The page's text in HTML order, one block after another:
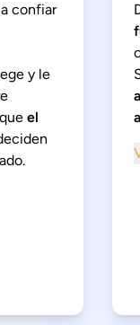
confiar
y le
el